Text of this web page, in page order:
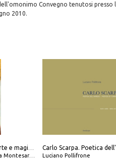
Convegno tenutosi presso
2010.
Luciano Pollifrone